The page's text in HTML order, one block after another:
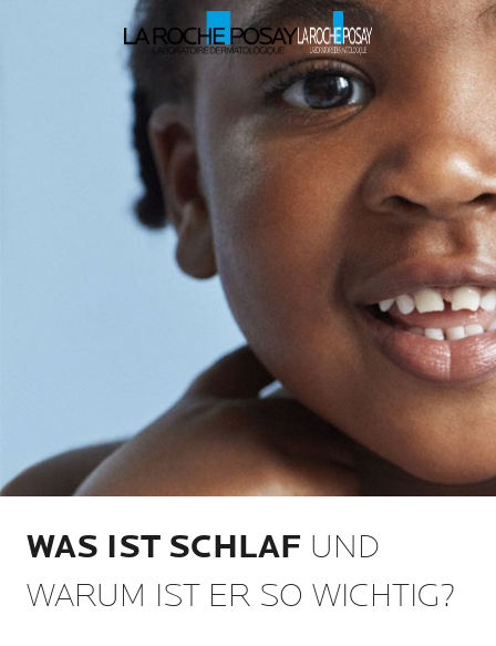
WAS IST SCHLAF UND
WARUM IST ER SO WICHTIG?